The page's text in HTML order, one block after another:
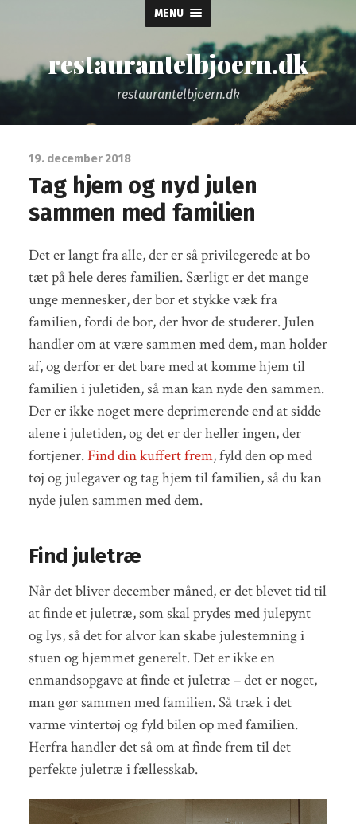
MENU
restaurantelbjoern.dk
restaurantelbjoern.dk
19. december 2018
Tag hjem og nyd julen
sammen med familien
Det er langt fra alle, der er så privilegerede at bo
tæt på hele deres familien. Særligt er det mange
unge mennesker, der bor et stykke væk fra
familien, fordi de bor, der hvor de studerer. Julen
handler om at være sammen med dem, man holder
af, og derfor er det bare med at komme hjem til
familien i juletiden, så man kan nyde den sammen.
Der er ikke noget mere deprimerende end at sidde
alene i juletiden, og det er der heller ingen, der
fortjener. Find din kuffert frem, fyld den op med
tøj og julegaver og tag hjem til familien, så du kan
nyde julen sammen med dem.
Find juletræ
Når det bliver december måned, er det blevet tid til
at finde et juletræ, som skal prydes med julepynt
og lys, så det for alvor kan skabe julestemning i
stuen og hjemmet generelt. Det er ikke en
enmandsopgave at finde et juletræ – det er noget,
man gør sammen med familien. Så træk i det
varme vintertøj og fyld bilen op med familien.
Herfra handler det så om at finde frem til det
perfekte juletræ i fællesskab.